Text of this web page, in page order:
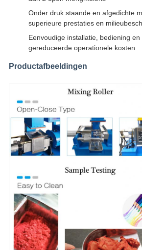
Onder druk staande en afgedichte
superieure prestaties en
Eenvoudige installatie, bediening
gereduceerde operationele kosten
Productafbeeldingen